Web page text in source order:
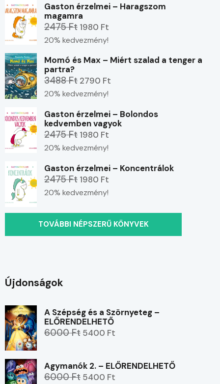
Gaston érzelmei – Haragszom
magamra
2475 Ft 1980 Ft
20% kedvezmény!
Momó és Max – Miért szalad a tenger a
partra?
3488 Ft 2790 Ft
20% kedvezmény!
Gaston érzelmei – Bolondos
kedvemben vagyok
2475 Ft 1980 Ft
20% kedvezmény!
Gaston érzelmei – Koncentrálok
2475 Ft 1980 Ft
20% kedvezmény!
TOVÁBBI NÉPSZERŰ KÖNYVEK
Újdonságok
A Szépség és a Szörnyeteg –
ELŐRENDELHETŐ
6000 Ft 5400 Ft
Agymanók 2. – ELŐRENDELHETŐ
6000 Ft 5400 Ft